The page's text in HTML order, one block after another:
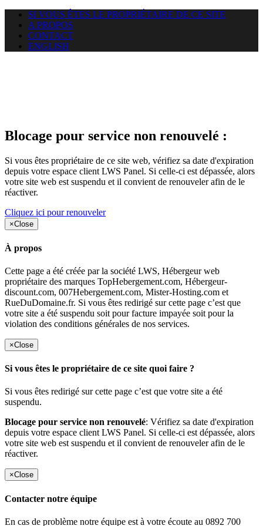
SI VOUS ÊTES LE PROPRIÉTAIRE DE CE SITE
A PROPOS
CONTACT
ENGLISH
Blocage pour service non renouvelé :
Si vous êtes propriétaire de ce site web, vérifiez sa date d'expiration
depuis votre espace client LWS Panel. Si celle-ci est dépassée, alors
votre site web est suspendu et il convient de renouveler afin de le
réactiver.
Cliquez ici pour renouveler
×Close
À propos
Cette page a été créée par la société LWS, Hébergeur web
propriétaire des marques TopHebergement.com, Hébergeur-
discount.com, 007Hebergement.com, Mister-Hosting.com et
RueDuDomaine.fr. Si vous êtes redirigé sur cette page c’est que
votre site a été suspendu soit pour facture impayée soit pour la
violation des conditions générales de nos services.
×Close
Si vous êtes le propriétaire de ce site quoi faire ?
Si vous êtes redirigé sur cette page c’est que votre site a été
suspendu.
Blocage pour service non renouvelé: Vérifiez sa date d'expiration
depuis votre espace client LWS Panel. Si celle-ci est dépassée, alors
votre site web est suspendu et il convient de renouveler afin de le
réactiver.
×Close
Contacter notre équipe
En cas de problème notre équipe est à votre écoute au 0892 700